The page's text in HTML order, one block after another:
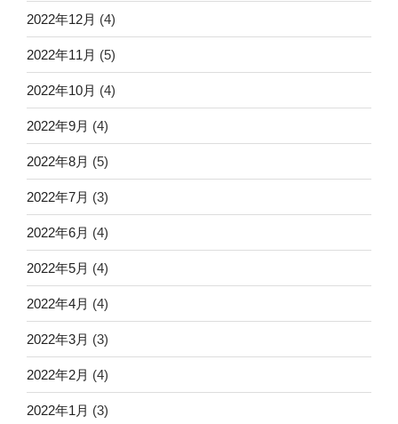
2022年12月 (4)
2022年11月 (5)
2022年10月 (4)
2022年9月 (4)
2022年8月 (5)
2022年7月 (3)
2022年6月 (4)
2022年5月 (4)
2022年4月 (4)
2022年3月 (3)
2022年2月 (4)
2022年1月 (3)